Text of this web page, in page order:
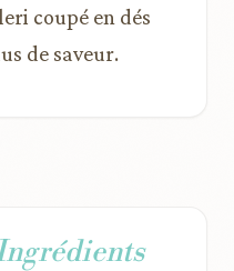
coupé en dés
de saveur.